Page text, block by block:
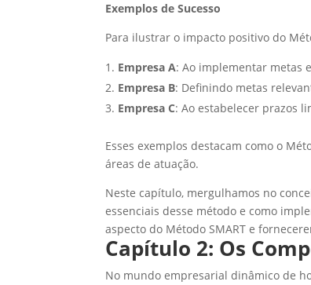
Exemplos de Sucesso
Para ilustrar o impacto positivo do
Empresa A: Ao implementar metas
Empresa B: Definindo metas
Empresa C: Ao estabelecer prazos
Esses exemplos destacam como o
áreas de atuação.
Neste capítulo, mergulhamos no
essenciais desse método e como
aspecto do Método SMART e
Capítulo 2: Os
No mundo empresarial dinâmico de